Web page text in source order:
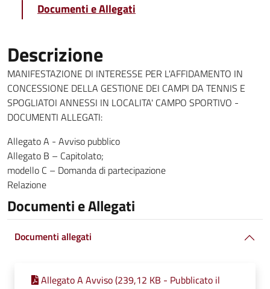
Documenti e Allegati
Descrizione
MANIFESTAZIONE DI INTERESSE PER L'AFFIDAMENTO IN
CONCESSIONE DELLA GESTIONE DEI CAMPI DA TENNIS E
SPOGLIATOI ANNESSI IN LOCALITA' CAMPO SPORTIVO -
DOCUMENTI ALLEGATI:
Allegato A - Avviso pubblico
Allegato B – Capitolato;
modello C – Domanda di partecipazione
Relazione
Documenti e Allegati
Documenti allegati
Allegato A Avviso (239,12 KB - Pubblicato il